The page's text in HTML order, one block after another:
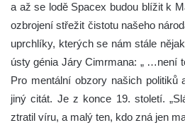
a až se lodě Spacex budou blížit k
ozbrojení střežit čistotu našeho
uprchlíky, kterých se nám stále
ústy génia Járy Cimrmana: „ …není
Pro mentální obzory našich politiků
jiný citát. Je z konce 19. století.
ztratil víru, a malý ten, kdo zná jen